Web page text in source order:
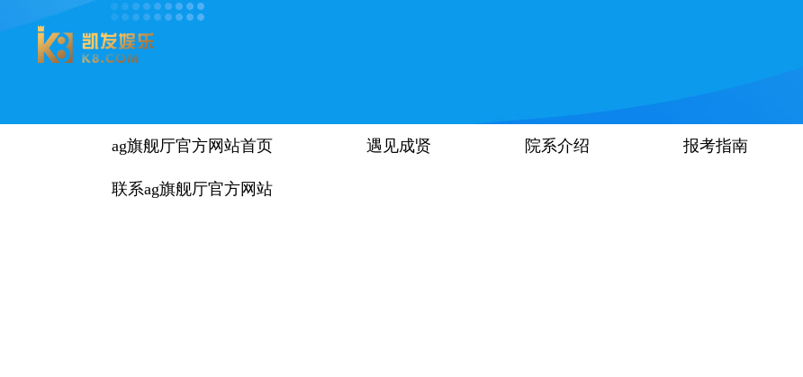
ag旗舰厅官方网站首页 遇见成贤 院系介绍 报考指南
联系ag旗舰厅官方网站